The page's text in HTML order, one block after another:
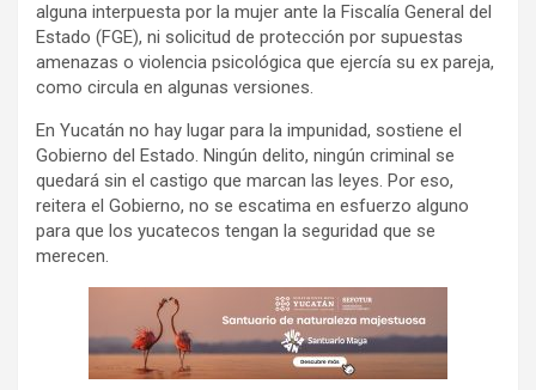
alguna interpuesta por la mujer ante la Fiscalía General del
Estado (FGE), ni solicitud de protección por supuestas
amenazas o violencia psicológica que ejercía su ex pareja,
como circula en algunas versiones.
En Yucatán no hay lugar para la impunidad, sostiene el
Gobierno del Estado. Ningún delito, ningún criminal se
quedará sin el castigo que marcan las leyes. Por eso,
reitera el Gobierno, no se escatima en esfuerzo alguno
para que los yucatecos tengan la seguridad que se
merecen.